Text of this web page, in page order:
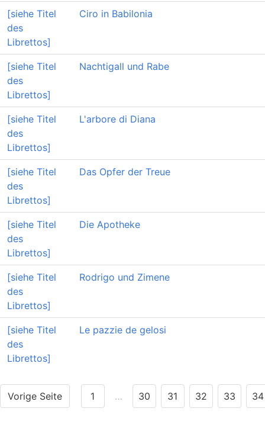
[siehe Titel
des
Librettos]
Ciro in Babilonia
[siehe Titel
des
Librettos]
Nachtigall und Rabe
[siehe Titel
des
Librettos]
L'arbore di Diana
[siehe Titel
des
Librettos]
Das Opfer der Treue
[siehe Titel
des
Librettos]
Die Apotheke
[siehe Titel
des
Librettos]
Rodrigo und Zimene
[siehe Titel
des
Librettos]
Le pazzie de gelosi
Vorige Seite 1 … 30 31 32 33 34